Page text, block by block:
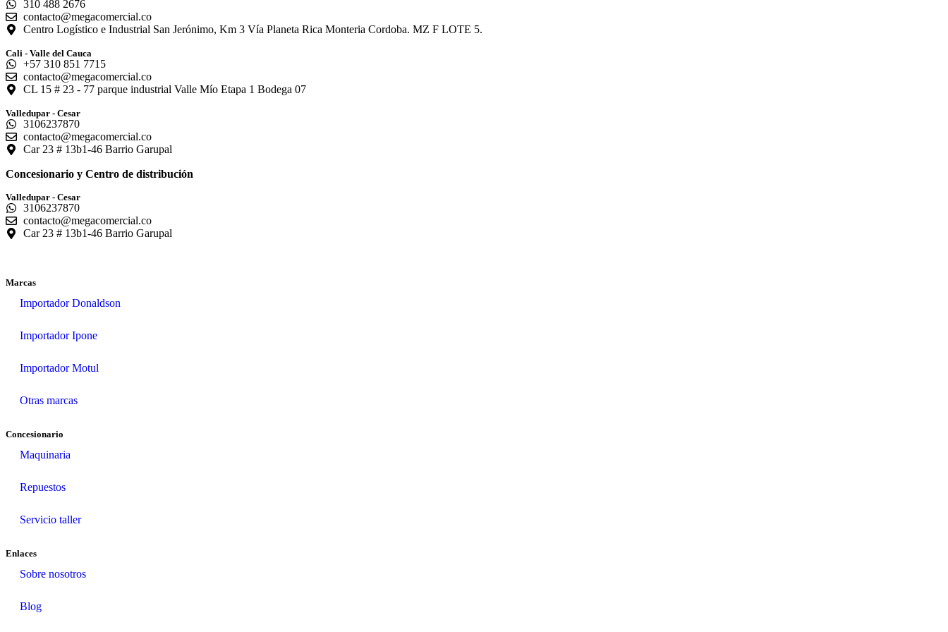
310 488 2676
contacto@megacomercial.co
Centro Logístico e Industrial San Jerónimo, Km 3 Vía Planeta Rica Monteria Cordoba. MZ F LOTE 5.
Cali - Valle del Cauca
+57 310 851 7715
contacto@megacomercial.co
CL 15 # 23 - 77 parque industrial Valle Mío Etapa 1 Bodega 07
Valledupar - Cesar
3106237870
contacto@megacomercial.co
Car 23 # 13b1-46 Barrio Garupal
Concesionario y Centro de distribución
Valledupar - Cesar
3106237870
contacto@megacomercial.co
Car 23 # 13b1-46 Barrio Garupal
Marcas
Importador Donaldson
Importador Ipone
Importador Motul
Otras marcas
Concesionario
Maquinaria
Repuestos
Servicio taller
Enlaces
Sobre nosotros
Blog